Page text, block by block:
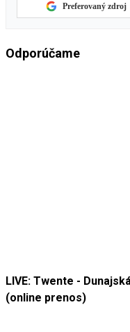
Preferovaný zdroj
Odporúčame
LIVE: Twente -
(online prenos)